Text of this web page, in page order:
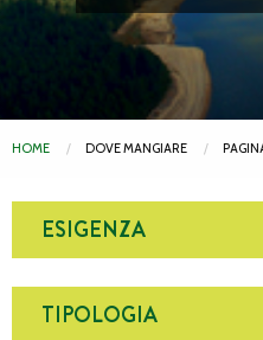
HOME DOVE MANGIARE
ESIGENZA
TIPOLOGIA